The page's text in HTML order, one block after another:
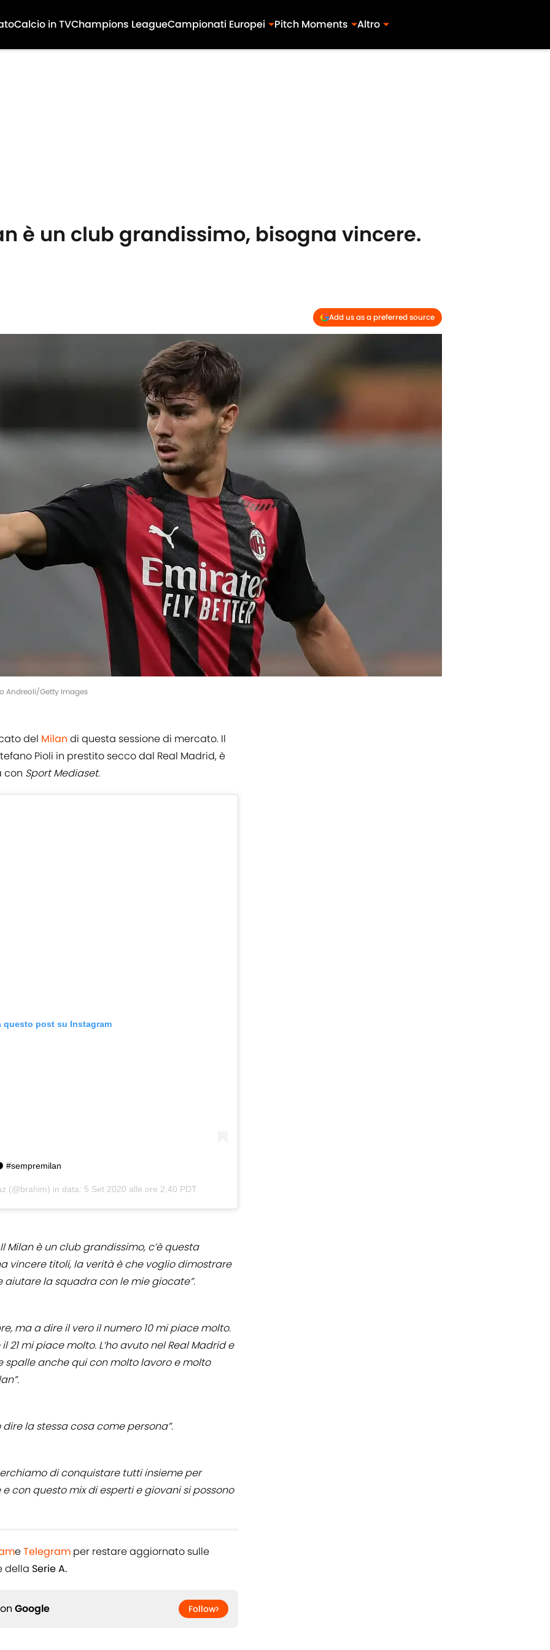
Calcio in TVChampions LeagueCampionati Europei Pitch Moments Altro
è un club grandissimo, bisogna vincere.
Add us as a preferred source
Andreoli/Getty Images
del Milan di questa sessione di mercato. Il
Pioli in prestito secco dal Real Madrid, è
con Sport Mediaset.
questo post su Instagram
#sempremilan
(@brahim) in data: 5 Set 2020 alle ore 2:40 PDT
Milan è un club grandissimo, c’è questa
vincere titoli, la verità è che voglio dimostrare
la squadra con le mie giocate”.
ma a dire il vero il numero 10 mi piace molto.
21 mi piace molto. L’ho avuto nel Real Madrid e
spalle anche qui con molto lavoro e molto
la stessa cosa come persona”.
di conquistare tutti insieme per
con questo mix di esperti e giovani si possono
eTelegram per restare aggiornato sulle
della Serie A.
Google Follow